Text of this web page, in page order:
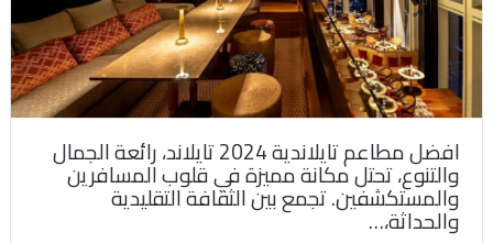
افضل مطاعم تايلاندية 2024 تايلاند، رائعة الجمال
والتنوع، تحتل مكانة مميزة في قلوب المسافرين
والمستكشفين. تجمع بين الثقافة التقليدية
والحداثة،…